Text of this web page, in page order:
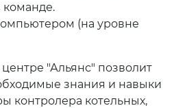
команде.
(на уровне
"Альянс" позволит
знания и навыки
контролера котельных,